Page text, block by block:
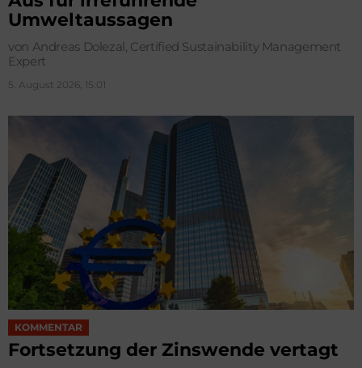
Umweltaussagen
von Andreas Dolezal, Certified Sustainability Management
Expert
5. August 2026, 15:01
KOMMENTAR
Fortsetzung der Zinswende vertagt